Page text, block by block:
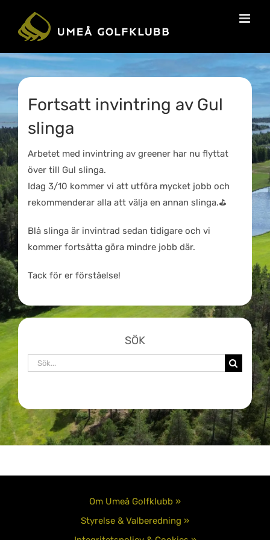
Fortsatt invintring av Gul
slinga
Arbetet med invintring av greener har nu flyttat
över till Gul slinga.
Idag 3/10 kommer vi att utföra mycket jobb och
rekommenderar alla att välja en annan slinga.⛳
Blå slinga är invintrad sedan tidigare och vi
kommer fortsätta göra mindre jobb där.
Tack för er förståelse!
SÖK
Sök
Om Umeå Golfklubb »
Styrelse & Valberedning »